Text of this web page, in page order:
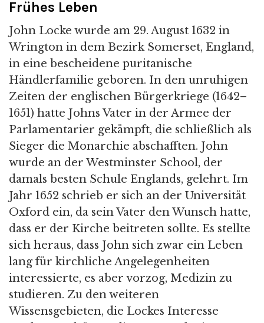
Frühes Leben
John Locke wurde am 29. August 1632 in
Wrington in dem Bezirk Somerset, England,
in eine bescheidene puritanische
Händlerfamilie geboren. In den unruhigen
Zeiten der englischen Bürgerkriege (1642–
1651) hatte Johns Vater in der Armee der
Parlamentarier gekämpft, die schließlich als
Sieger die Monarchie abschafften. John
wurde an der Westminster School, der
damals besten Schule Englands, gelehrt. Im
Jahr 1652 schrieb er sich an der Universität
Oxford ein, da sein Vater den Wunsch hatte,
dass er der Kirche beitreten sollte. Es stellte
sich heraus, dass John sich zwar ein Leben
lang für kirchliche Angelegenheiten
interessierte, es aber vorzog, Medizin zu
studieren. Zu den weiteren
Wissensgebieten, die Lockes Interesse